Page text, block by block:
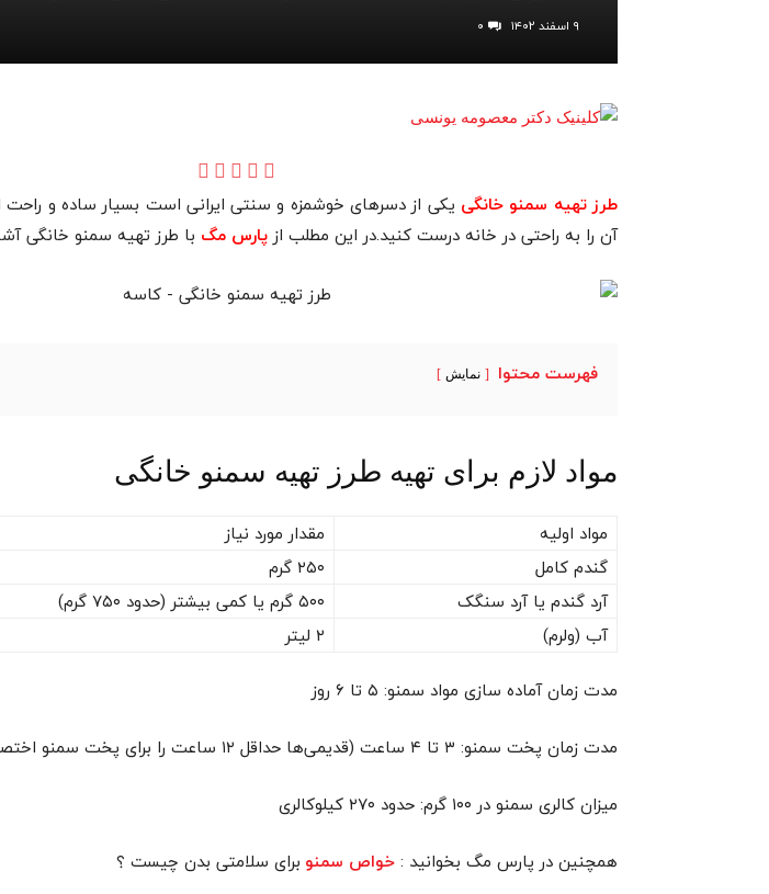
۹ اسفند ۱۴۰۲ ۰
طرز تهیه سمنو خانگی یکی از دسرهای خوشمزه و سنتی ایرانی است بسیار ساده و
آن را به راحتی در خانه درست کنید.در این مطلب از پارس مگ با طرز تهیه سمنو خانگی
فهرست محتوا نمایش
مواد لازم برای تهیه طرز تهیه سمنو خانگی
مواد اولیه
مقدار مورد نیاز
گندم کامل
۲۵۰ گرم
آرد گندم یا آرد سنگک
۵۰۰ گرم یا کمی بیشتر (حدود ۷۵۰ گرم)
آب (ولرم)
۲ لیتر
مدت زمان آماده سازی مواد سمنو: ۵ تا ۶ روز
مدت زمان پخت سمنو: ۳ تا ۴ ساعت (قدیمی‌ها حداقل ۱۲ ساعت را برای پخت سمنو اختصاص می‌دادند)
میزان کالری سمنو در ۱۰۰ گرم: حدود ۲۷۰ کیلوکالری
همچنین در پارس مگ بخوانید : خواص سمنو برای سلامتی بدن چیست ؟